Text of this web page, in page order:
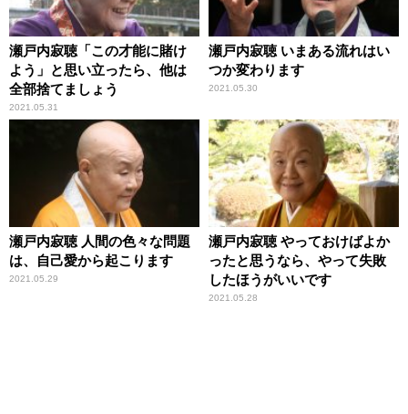
瀬戸内寂聴「この才能に賭け
よう」と思い立ったら、他は
全部捨てましょう
2021.05.31
瀬戸内寂聴 いまある流れはい
つか変わります
2021.05.30
瀬戸内寂聴 人間の色々な問題
は、自己愛から起こります
2021.05.29
瀬戸内寂聴 やっておけばよか
ったと思うなら、やって失敗
したほうがいいです
2021.05.28